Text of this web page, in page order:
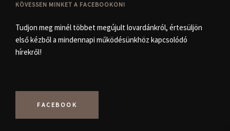
KÖVESSEN MINKET A FACEBOOKON!
Tudjon meg minél többet megújult lovardánkról, értesüljön
első kézből a mindennapi működésünkhöz kapcsolódó
hírekről!
FACEBOOK